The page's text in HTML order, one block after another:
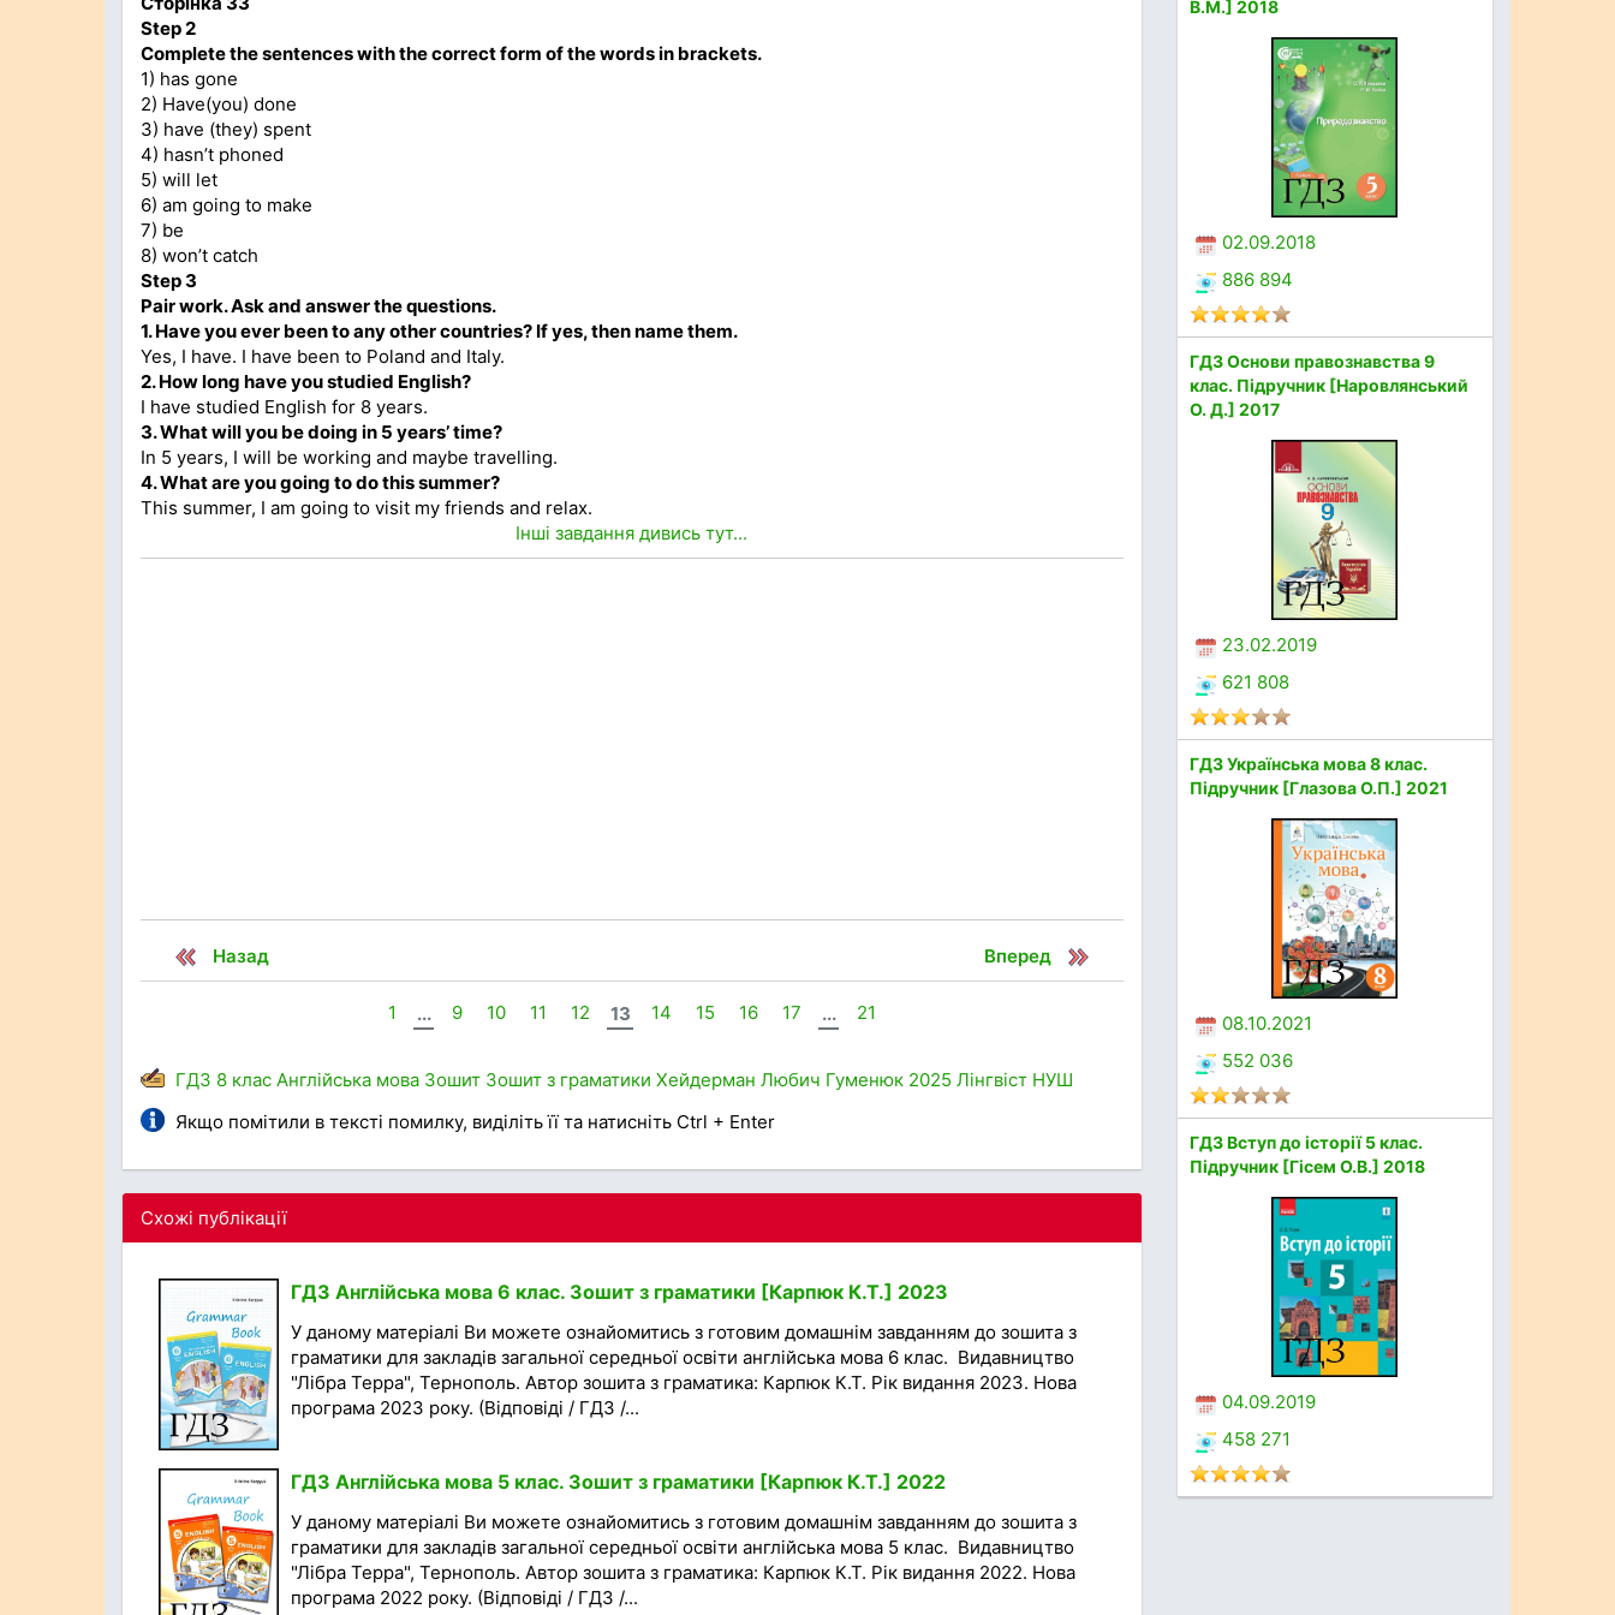
Step 2
Complete the sentences with the correct form of the words in brackets.
1) has gone
2) Have(you) done
3) have (they) spent
4) hasn’t phoned
5) will let
6) am going to make
7) be
8) won’t catch
Step 3
Pair work. Ask and answer the questions.
1. Have you ever been to any other countries? If yes, then name them.
Yes, I have. I have been to Poland and Italy.
2. How long have you studied English?
I have studied English for 8 years.
3. What will you be doing in 5 years’ time?
In 5 years, I will be working and maybe travelling.
4. What are you going to do this summer?
This summer, I am going to visit my friends and relax.
Інші завдання дивись тут...
Назад Вперед
1 ... 9 10 11 12 13 14 15 16 17 ... 21
ГДЗ 8 клас Англійська мова Зошит Зошит з граматики Хейдерман Любич Гуменюк 2025 Лінгвіст НУШ
Якщо помітили в тексті помилку, виділіть її та натисніть Ctrl + Enter
Схожі публікації
ГДЗ Англійська мова 6 клас. Зошит з граматики [Карпюк К.Т.] 2023
У даному матеріалі Ви можете ознайомитись з готовим домашнім завданням до зошита з
граматики для закладів загальної середньої освіти англійська мова 6 клас. Видавництво
"Лібра Терра", Тернополь. Автор зошита з граматика: Карпюк К.Т. Рік видання 2023. Нова
програма 2023 року. (Відповіді / ГДЗ /...
ГДЗ Англійська мова 5 клас. Зошит з граматики [Карпюк К.Т.] 2022
У даному матеріалі Ви можете ознайомитись з готовим домашнім завданням до зошита з
граматики для закладів загальної середньої освіти англійська мова 5 клас. Видавництво
"Лібра Терра", Тернополь. Автор зошита з граматика: Карпюк К.Т. Рік видання 2022. Нова
програма 2022 року. (Відповіді / ГДЗ /...
В.М.] 2018
02.09.2018
886 894
ГДЗ Основи правознавства 9
клас. Підручник [Наровлянський
О. Д.] 2017
23.02.2019
621 808
ГДЗ Українська мова 8 клас.
Підручник [Глазова О.П.] 2021
08.10.2021
552 036
ГДЗ Вступ до історії 5 клас.
Підручник [Гісем О.В.] 2018
04.09.2019
458 271